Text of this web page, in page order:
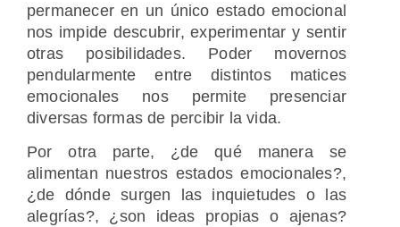
permanecer en un único estado emocional
nos impide descubrir, experimentar y sentir
otras posibilidades. Poder movernos
pendularmente entre distintos matices
emocionales nos permite presenciar
diversas formas de percibir la vida.
Por otra parte, ¿de qué manera se
alimentan nuestros estados emocionales?,
¿de dónde surgen las inquietudes o las
alegrías?, ¿son ideas propias o ajenas?